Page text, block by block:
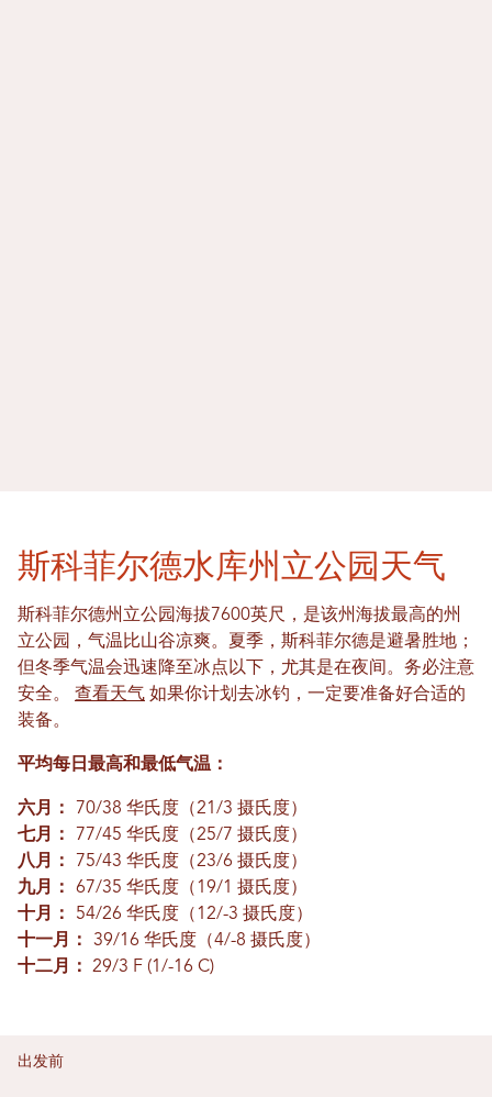
斯科菲尔德水库州立公园天气
斯科菲尔德州立公园海拔7600英尺，是该州海拔最高的州
立公园，气温比山谷凉爽。夏季，斯科菲尔德是避暑胜地；
但冬季气温会迅速降至冰点以下，尤其是在夜间。务必注意
安全。 查看天气 如果你计划去冰钓，一定要准备好合适的
装备。
平均每日最高和最低气温：
六月：
70/38 华氏度（21/3 摄氏度）
七月：
77/45 华氏度（25/7 摄氏度）
八月：
75/43 华氏度（23/6 摄氏度）
九月： 67/35 华氏度（19/1 摄氏度）
十月： 54/26 华氏度（12/-3 摄氏度）
十一月： 39/16 华氏度（4/-8 摄氏度）
十二月：
29/3 F (1/-16 C)
出发前